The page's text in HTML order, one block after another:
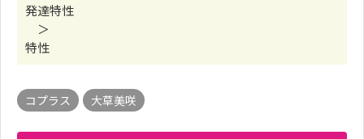
発達特性
＞
特性
コプラス 大草美咲